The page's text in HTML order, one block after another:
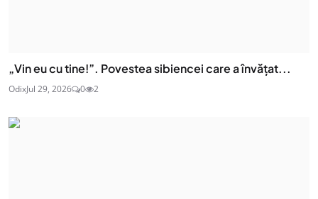
„Vin eu cu tine!”. Povestea sibiencei care a învățat...
OdixJul 29, 2026 0 2